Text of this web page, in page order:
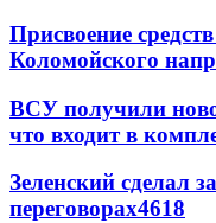
Присвоение
Коломойского
ВСУ получили
что входит в
Зеленский сделал
переговорах4618